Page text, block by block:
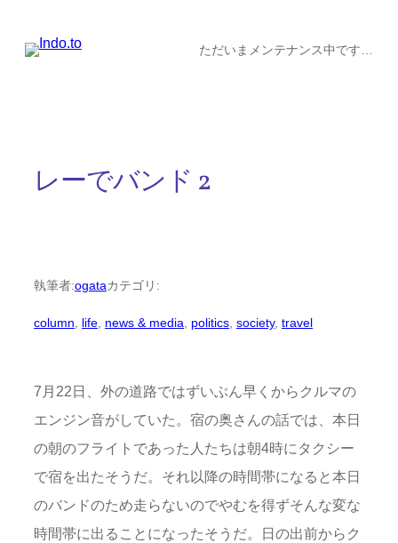
ただいまメンテナンス中です…
レーでバンド 2
執筆者:ogataカテゴリ:
column life news & media politics society, travel
7月22日、外の道路ではずいぶん早くからクルマの
エンジン音がしていた。宿の奥さんの話では、本日
の朝のフライトであった人たちは朝4時にタクシー
で宿を出たそうだ。それ以降の時間帯になると本日
のバンドのため走らないのでやむを得ずそんな変な
時間帯に出ることになったそうだ。日の出前からク